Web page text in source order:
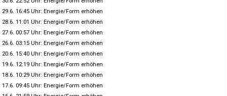
29.6. 16:45 Uhr: Energie/Form erhöhen
28.6. 11:01 Uhr: Energie/Form erhöhen
27.6. 00:57 Uhr: Energie/Form erhöhen
26.6. 03:15 Uhr: Energie/Form erhöhen
20.6. 15:40 Uhr: Energie/Form erhöhen
19.6. 12:19 Uhr: Energie/Form erhöhen
18.6. 10:29 Uhr: Energie/Form erhöhen
17.6. 09:45 Uhr: Energie/Form erhöhen